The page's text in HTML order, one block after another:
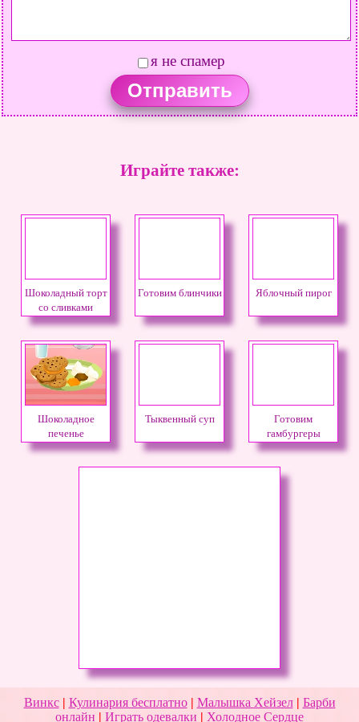
я не спамер
Играйте также:
Шоколадный торт
со сливками
Готовим блинчики Яблочный пирог
Шоколадное
печенье
Тыквенный суп
Готовим
гамбургеры
Винкс| Кулинария бесплатно| Малышка Хейзел| Барби
онлайн | Играть одевалки | Холодное Сердце